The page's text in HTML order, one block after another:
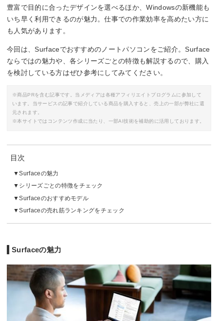
豊富で目的に合ったデザインを選べるほか、Windowsの新機能も
いち早く利用できるのが魅力。仕事での作業効率を高めたい方に
も人気があります。
今回は、Surfaceでおすすめのノートパソコンをご紹介。Surface
ならではの魅力や、各シリーズごとの特徴も解説するので、購入
を検討している方はぜひ参考にしてみてください。
※商品PRを含む記事です。当メディアは各種アフィリエイトプログラムに参加して
います。当サービスの記事で紹介している商品を購入すると、売上の一部が弊社に還
元されます。
※本サイトではコンテンツ作成に当たり、一部AI技術を補助的に活用しております。
目次
Surfaceの魅力
シリーズごとの特徴をチェック
Surfaceのおすすめモデル
Surfaceの売れ筋ランキングをチェック
Surfaceの魅力